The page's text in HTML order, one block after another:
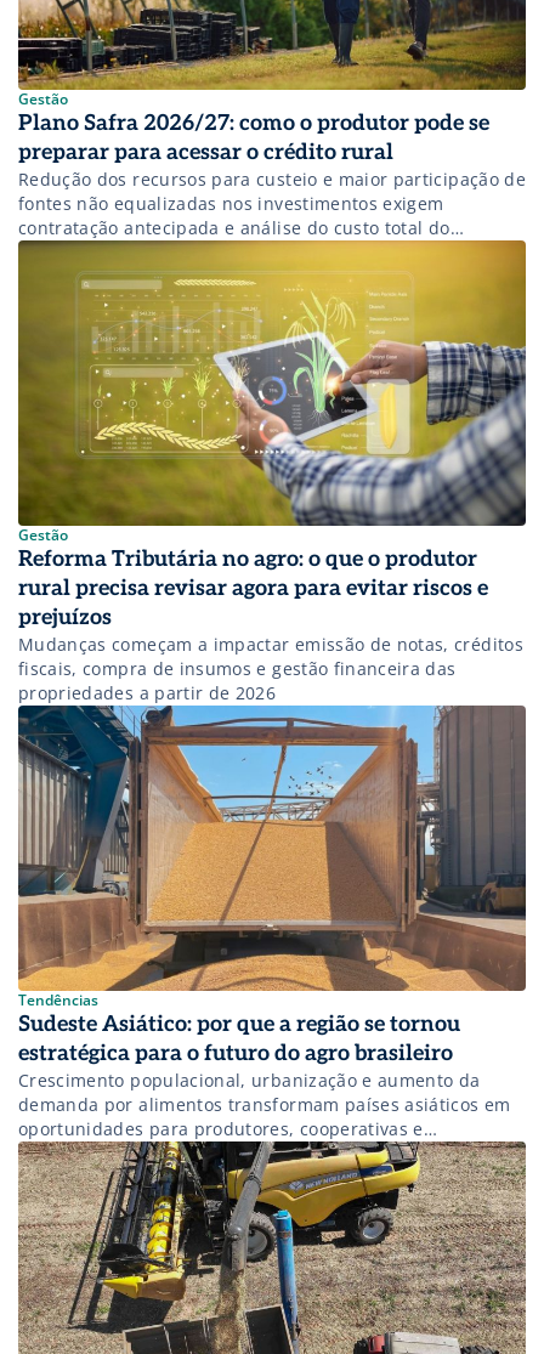
Gestão
Plano Safra 2026/27: como o produtor pode se
preparar para acessar o crédito rural
Redução dos recursos para custeio e maior participação de
fontes não equalizadas nos investimentos exigem
contratação antecipada e análise do custo total do
financiamento
Gestão
Reforma Tributária no agro: o que o produtor
rural precisa revisar agora para evitar riscos e
prejuízos
Mudanças começam a impactar emissão de notas, créditos
fiscais, compra de insumos e gestão financeira das
propriedades a partir de 2026
Tendências
Sudeste Asiático: por que a região se tornou
estratégica para o futuro do agro brasileiro
Crescimento populacional, urbanização e aumento da
demanda por alimentos transformam países asiáticos em
oportunidades para produtores, cooperativas e
agroindústrias do Brasil.